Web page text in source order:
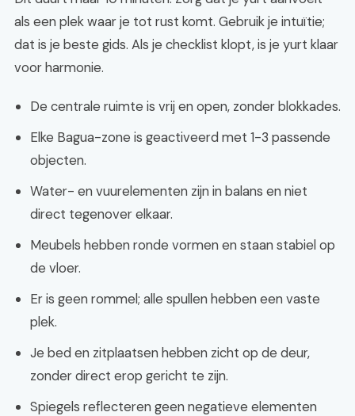
als een plek waar je tot rust komt. Gebruik je intuïtie;
dat is je beste gids. Als je checklist klopt, is je yurt klaar
voor harmonie.
De centrale ruimte is vrij en open, zonder blokkades.
Elke Bagua-zone is geactiveerd met 1-3 passende
objecten.
Water- en vuurelementen zijn in balans en niet
direct tegenover elkaar.
Meubels hebben ronde vormen en staan stabiel op
de vloer.
Er is geen rommel; alle spullen hebben een vaste
plek.
Je bed en zitplaatsen hebben zicht op de deur,
zonder direct erop gericht te zijn.
Spiegels reflecteren geen negatieve elementen